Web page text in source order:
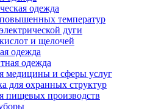
одежда
температур
дуги
и щелочей
одежда
одежда
медицины и сферы услуг
для охранных структур
пищевых производств